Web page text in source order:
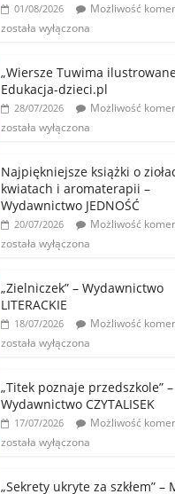
01/08/2026
Możliwość
została wyłączona
„Wiersze Tuwima
Edukacja-dzieci.pl
28/07/2026
Możliwość
została wyłączona
Najpiękniejsze książki o
kwiatach i aromaterapii –
Wydawnictwo JEDNOŚĆ
20/07/2026
Możliwość
została wyłączona
„Zielniczek” – Wydawnictwo
LITERACKIE
18/07/2026
Możliwość
została wyłączona
„Titek poznaje przedszkole” –
Wydawnictwo CZYTALISEK
17/07/2026
Możliwość
została wyłączona
„Sekrety ukryte za szkłem” –